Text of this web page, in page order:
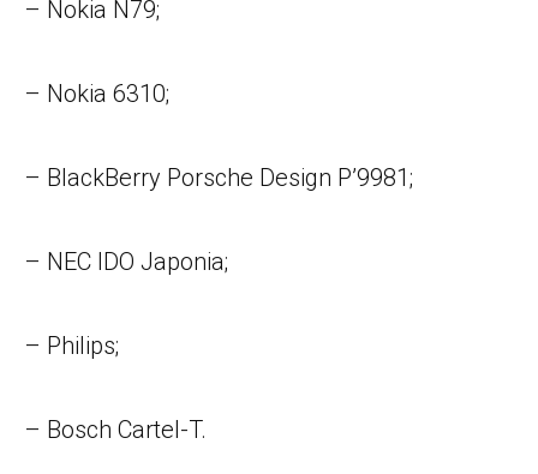
– Nokia N79;
– Nokia 6310;
– BlackBerry Porsche Design P’9981;
– NEC IDO Japonia;
– Philips;
– Bosch Cartel-T.